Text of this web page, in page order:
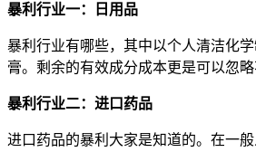
暴利行业一：日用品
暴利行业有哪些，其中以个人清洁化
膏。剩余的有效成分成本更是可以忽
暴利行业二：进口药品
进口药品的暴利大家是知道的。在一